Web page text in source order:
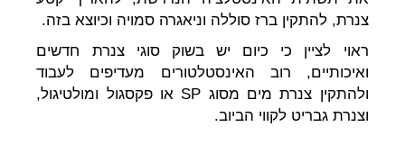
צנרת, להתקין ברז סוללה וניאגרה סמויה וכיוצא בזה.
ראוי לציין כי כיום יש בשוק סוגי צנרת חדשים
ואיכותיים, רוב האינסטלטורים מעדיפים לעבוד
ולהתקין צנרת מים מסוג SP או פקסגול ומולטיגול,
וצנרת גבריט לקווי הביוב.